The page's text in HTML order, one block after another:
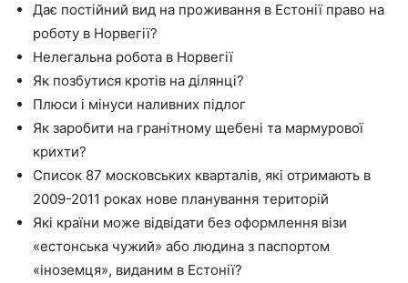
Дає постійний вид на проживання в Естонії право на
роботу в Норвегії?
Нелегальна робота в Норвегії
Як позбутися кротів на ділянці?
Плюси і мінуси наливних підлог
Як заробити на гранітному щебені та мармурової
крихти?
Список 87 московських кварталів, які отримають в
2009-2011 роках нове планування територій
Які країни може відвідати без оформлення візи
«естонська чужий» або людина з паспортом
«іноземця», виданим в Естонії?